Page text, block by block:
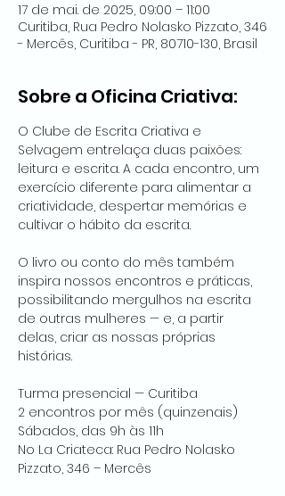
17 de mai. de 2025, 09:00 – 11:00
Curitiba, Rua Pedro Nolasko Pizzato, 346
- Mercês, Curitiba - PR, 80710-130, Brasil
Sobre a Oficina Criativa:
O Clube de Escrita Criativa e
Selvagem entrelaça duas paixões:
leitura e escrita. A cada encontro, um
exercício diferente para alimentar a
criatividade, despertar memórias e
cultivar o hábito da escrita.
O livro ou conto do mês também
inspira nossos encontros e práticas,
possibilitando mergulhos na escrita
de outras mulheres — e, a partir
delas, criar as nossas próprias
histórias.
Turma presencial — Curitiba
2 encontros por mês (quinzenais)
Sábados, das 9h às 11h
No La Criateca: Rua Pedro Nolasko
Pizzato, 346 – Mercês